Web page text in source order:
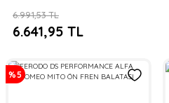
6.641,95 TL
6.991,53 TL
%5